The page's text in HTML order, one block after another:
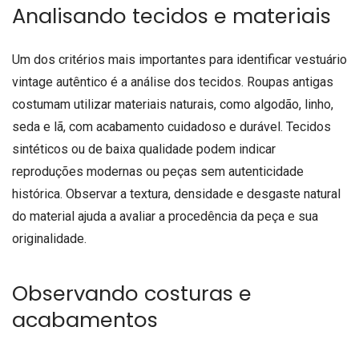
Analisando tecidos e materiais
Um dos critérios mais importantes para identificar vestuário
vintage autêntico é a análise dos tecidos. Roupas antigas
costumam utilizar materiais naturais, como algodão, linho,
seda e lã, com acabamento cuidadoso e durável. Tecidos
sintéticos ou de baixa qualidade podem indicar
reproduções modernas ou peças sem autenticidade
histórica. Observar a textura, densidade e desgaste natural
do material ajuda a avaliar a procedência da peça e sua
originalidade.
Observando costuras e
acabamentos